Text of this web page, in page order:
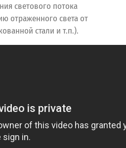
светового потока
отраженного света от
стали и т.п.).